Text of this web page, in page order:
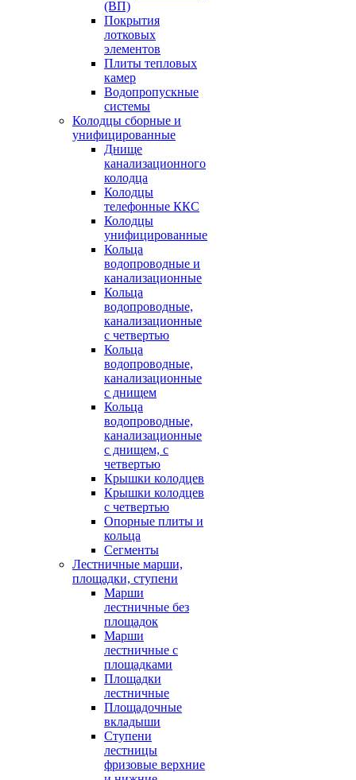
(ВП)
Покрытия
лотковых
элементов
Плиты тепловых
камер
Водопропускные
системы
Колодцы сборные и
унифицированные
Днище
канализационного
колодца
Колодцы
телефонные ККС
Колодцы
унифицированные
Кольца
водопроводные и
канализационные
Кольца
водопроводные,
канализационные
с четвертью
Кольца
водопроводные,
канализационные
с днищем
Кольца
водопроводные,
канализационные
с днищем, с
четвертью
Крышки колодцев
Крышки колодцев
с четвертью
Опорные плиты и
кольца
Сегменты
Лестничные марши,
площадки, ступени
Марши
лестничные без
площадок
Марши
лестничные с
площадками
Площадки
лестничные
Площадочные
вкладыши
Ступени
лестницы
фризовые верхние